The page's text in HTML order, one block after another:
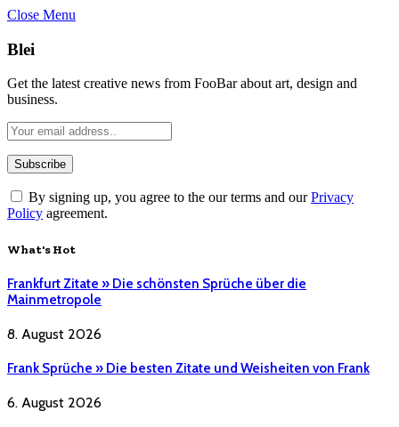
Close Menu
Blei
Get the latest creative news from FooBar about art, design and
business.
By signing up, you agree to the our terms and ourPrivacy
Policy agreement.
What's Hot
Frankfurt Zitate » Die schönsten Sprüche über die
Mainmetropole
8. August 2026
Frank Sprüche » Die besten Zitate und Weisheiten von Frank
6. August 2026